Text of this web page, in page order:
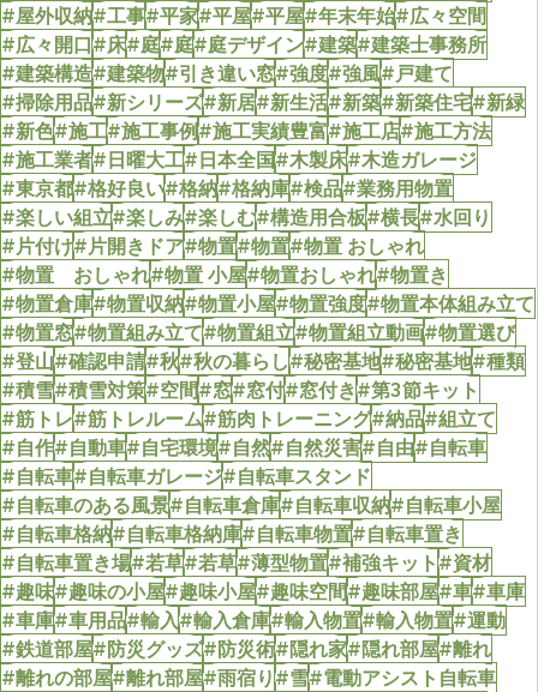
#屋外収納#工事#平家#平屋#平屋#年末年始#広々空間
#広々開口#床#庭#庭#庭デザイン#建築#建築士事務所
#建築構造#建築物#引き違い窓#強度#強風#戸建て
#掃除用品#新シリーズ#新居#新生活#新築#新築住宅#新緑
#新色#施工#施工事例#施工実績豊富#施工店#施工方法
#施工業者#日曜大工#日本全国#木製床#木造ガレージ
#東京都#格好良い#格納#格納庫#検品#業務用物置
#楽しい組立#楽しみ#楽しむ#構造用合板#横長#水回り
#片付け#片開きドア#物置#物置#物置 おしゃれ
#物置 おしゃれ#物置 小屋#物置おしゃれ#物置き
#物置倉庫#物置収納#物置小屋#物置強度#物置本体組み立て
#物置窓#物置組み立て#物置組立#物置組立動画#物置選び
#登山#確認申請#秋#秋の暮らし#秘密基地#秘密基地#種類
#積雪#積雪対策#空間#窓#窓付#窓付き#第3節キット
#筋トレ#筋トレルーム#筋肉トレーニング#納品#組立て
#自作#自動車#自宅環境#自然#自然災害#自由#自転車
#自転車#自転車ガレージ#自転車スタンド
#自転車のある風景#自転車倉庫#自転車収納#自転車小屋
#自転車格納#自転車格納庫#自転車物置#自転車置き
#自転車置き場#若草#若草#薄型物置#補強キット#資材
#趣味#趣味の小屋#趣味小屋#趣味空間#趣味部屋#車#車庫
#車庫#車用品#輸入#輸入倉庫#輸入物置#輸入物置#運動
#鉄道部屋#防災グッズ#防災術#隠れ家#隠れ部屋#離れ
#離れの部屋#離れ部屋#雨宿り#雪#電動アシスト自転車